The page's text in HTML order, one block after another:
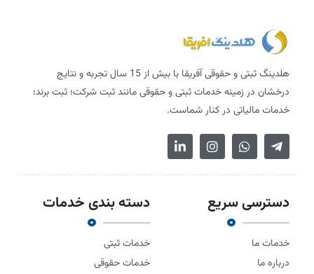
هلدینگ ثبتی و حقوقی آفریقا با بیش از 15 سال تجربه و نتایج
درخشان در زمینه خدمات ثبتی و حقوقی مانند ثبت شرکت؛ ثبت برند؛
خدمات مالیاتی در کنار شماست.
دسترسی سریع
خدمات ما
درباره ما
دسته بندی خدمات
خدمات ثبتی
خدمات حقوقی